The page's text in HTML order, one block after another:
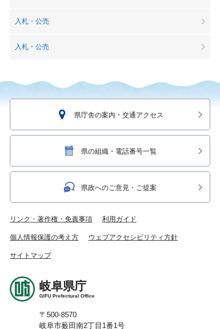
入札・公売
入札・公売
県庁舎の案内・交通アクセス
県の組織・電話番号一覧
県政へのご意見・ご提案
リンク・著作権・免責事項 利用ガイド
個人情報保護の考え方 ウェブアクセシビリティ方針
サイトマップ
岐阜県庁
GIFU Prefectural Office
〒500-8570
岐阜市薮田南2丁目1番1号